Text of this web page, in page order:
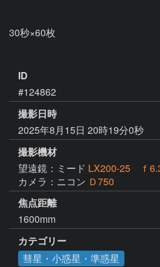
30秒×60枚
ID
#124862
撮影日時
2025年8月15日 20時19分0秒
撮影機材
望遠鏡：ミード LX200-25 ｆ
カメラ：ニコン Ｄ750
焦点距離
1600mm
カテゴリー
彗星・小惑星・準惑星